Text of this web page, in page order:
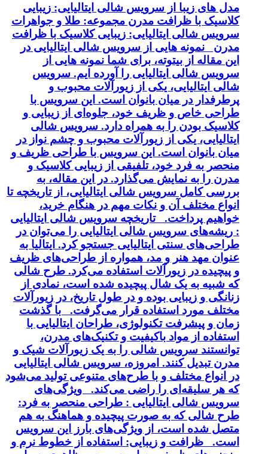
مدل های زیبا از سرویس شالی ایتالیایی: زیبایی
کلاسیک با ظرافت مدرن مجموعه: طلا و جواهرات
سرویس شالی ایتالیایی: زیبایی کلاسیک با ظرافت
مدرن نمونه هایی از سرویس شالی ایتالیایی در
این مقاله از بیتوته، برای شما نمونه هایی از
سرویس شالی ایتالیایی را آورده ایم. سرویس
شالی ایتالیایی، یکی از زیورآلات محبوب و
پرطرفدار در میان بانوان است. این سرویس با
طراحی خاص و ظریف خود، جلوه‌ای از زیبایی و
کلاسیک بودن را به همراه دارد. سرویس شالی
ایتالیایی، یکی از زیورآلات محبوب و چشم نواز در
میان بانوان است. این سرویس با طراحی ظریف و
منحصر به فرد خود، تلفیقی از زیبایی کلاسیک و
مدرن را به نمایش می‌گذارد. در این مقاله، به
بررسی کامل سرویس شالی ایتالیایی، از تاریخچه تا
انواع مختلف آن و نکات مهم در هنگام خرید،
خواهیم پرداخت. تاریخچه سرویس شالی ایتالیایی
: ریشه‌های سرویس شالی ایتالیایی را می‌توان در
طراحی‌های سنتی ایتالیایی جستجو کرد. ایتالیا به
عنوان مهد هنر و مد، همواره از طراحی‌های ظریف
و پیچیده در زیورآلات استفاده می‌کرد. طرح شالی
که شبیه به یک شال پیچیده شده است، نمادی از
زنانگی و زیبایی بوده و در طول تاریخ، در زیورآلات
مختلف مورد استفاده قرار می‌گرفت. با گذشت
زمان و پیشرفت تکنولوژی، طراحان ایتالیایی با
استفاده از مواد باکیفیت و تکنیک‌های مدرن،
توانستند سرویس شالی را به یک زیورآلات شیک و
مدرن تبدیل کنند. امروزه، سرویس شالی ایتالیایی
در انواع مختلف و با طرح‌های متنوعی تولید می‌شود
که هر سلیقه‌ای را راضی می‌کند. ویژگی‌های
سرویس شالی ایتالیایی : طراحی منحصر به فرد:
طرح شالی که به صورت پیچیده و هماهنگ به هم
متصل شده است، از ویژگی‌های بارز این سرویس
است. ظرافت و زیبایی: استفاده از خطوط نرم و